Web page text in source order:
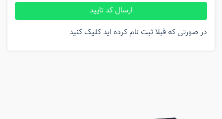
ارسال کد تایید
در صورتی که قبلا ثبت نام کرده اید کلیک کنید